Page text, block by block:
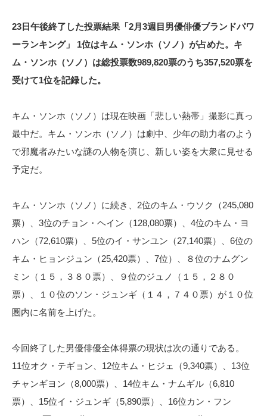
23日午後終了した投票結果「2月3週目男優俳優ブランドパワ
ーランキング」 1位はキム・ソンホ（ソノ）が占めた。キ
ム・ソンホ（ソノ）は総投票数989,820票のうち357,520票を
受けて1位を記録した。
キム・ソンホ（ソノ）は現在映画「悲しい熱帯」撮影に真っ
最中だ。キム・ソンホ（ソノ）は劇中、少年の助力者のよう
で邪魔者みたいな謎の人物を演じ、新しい姿を大衆に見せる
予定だ。
キム・ソンホ（ソノ）に続き、2位のキム・ウソク（245,080
票）、3位のチョン・ヘイン（128,080票）、4位のキム・ヨ
ハン（72,610票）、5位のイ・サンユン（27,140票）、6位の
キム・ヒョンジュン（25,420票）、7位）、８位のナムグン
ミン（１５，３８０票）、９位のジュノ（１５，２８０
票）、１０位のソン・ジュンギ（１４，７４０票）が１０位
圏内に名前を上げた。
今回終了した男優俳優全体得票の現状は次の通りである。
11位オク・テギョン、12位キム・ヒジェ（9,340票）、13位
チャンギヨン（8,000票）、14位キム・ナムギル（6,810
票）、15位イ・ジュンギ（5,890票）、16位カン・フン